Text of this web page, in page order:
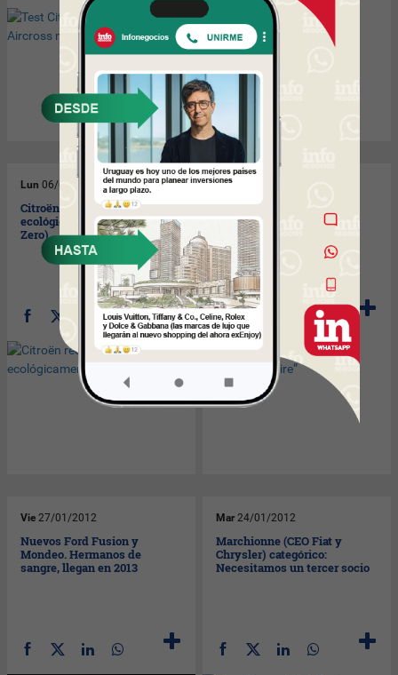
Lun 06/02/2012
Citroën recorrerá el planeta
ecológicamente (con un C-
Zero)
Mié
Bridgestone avanza en su
cubierta “sin aire”
Vie 27/01/2012
Nuevos Ford Fusion y
Mondeo. Hermanos de
sangre, llegan en 2013
Mar 24/01/2012
Marchionne (CEO Fiat y
Chrysler) categórico:
Necesitamos un tercer socio